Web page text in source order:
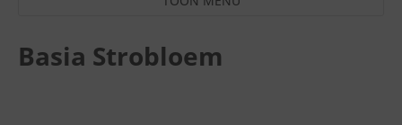
Basia Strobloem